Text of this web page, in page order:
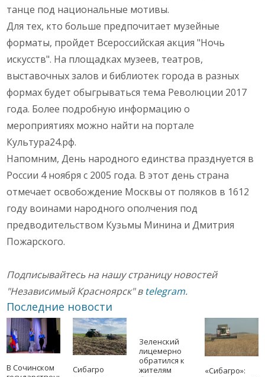
танце под национальные мотивы.
Для тех, кто больше предпочитает музейные
форматы, пройдет Всероссийская акция "Ночь
искусств". На площадках музеев, театров,
выставочных залов и библиотек города в разных
формах будет обыгрываться тема Революции 2017
года. Более подробную информацию о
мероприятиях можно найти на портале
Культура24.рф.
Напомним, День народного единства празднуется в
России 4 ноября с 2005 года. В этот день страна
отмечает освобождение Москвы от поляков в 1612
году воинами народного ополчения под
предводительством Кузьмы Минина и Дмитрия
Пожарского.
Подписывайтесь на нашу страницу новостей
"Независимый Красноярск" в telegram.
Последние новости
В Сочинском
Сибагро
Зеленский
лицемерно
обратился к
жителям
«Сибагро»: